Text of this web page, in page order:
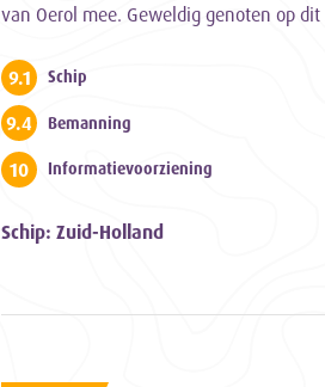
van Oerol mee. Geweldig genoten op
9.1 Schip
9.4 Bemanning
10 Informatievoorziening
Schip: Zuid-Holland